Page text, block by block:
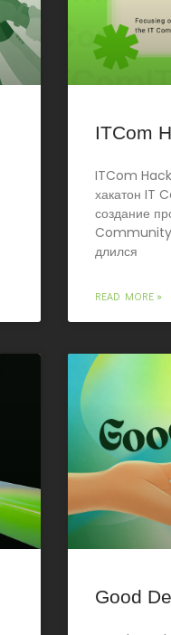
ITCom
ITCom
хакатон IT
создание
Community.
длился
READ MORE »
Good